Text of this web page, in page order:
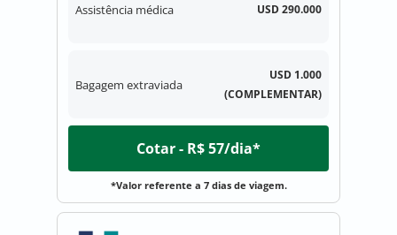
Assistência médica USD 290.000
Bagagem extraviada
USD 1.000
(COMPLEMENTAR)
Cotar - R$ 57/dia*
*Valor referente a 7 dias de viagem.